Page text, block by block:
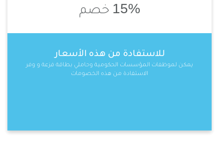
15% خصم
للاستفادة من هذه الأسعار
يمكن لموظفات المؤسسات الحكومية وحاملي بطاقة فزعة و وفر
الاستفادة من هذه الخصومات